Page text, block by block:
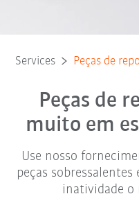
Services Peças de
Peças de
muito em
Use nosso
peças
inatividade o